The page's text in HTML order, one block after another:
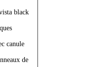
black
canule
de